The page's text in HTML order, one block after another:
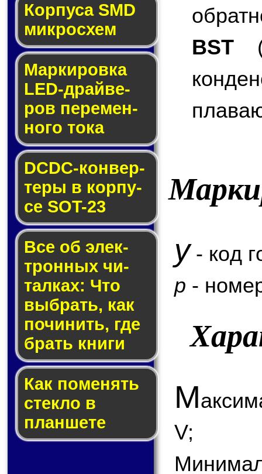
Корпуса SMD
мик­ро­схем
Маркировка
LED-драй­ве­
ров пе­ре­мен­
но­го то­ка
DCDC-кон­вер­
те­ры в кор­пу­
се SOT-23
Все об элек­
трон­ных чи­
тал­ках: Что
выб­рать, как
по­чи­нить, где
брать кни­ги
Как по­ме­нять
стек­ло в
планшете
BST
y- код
p -
М
V;